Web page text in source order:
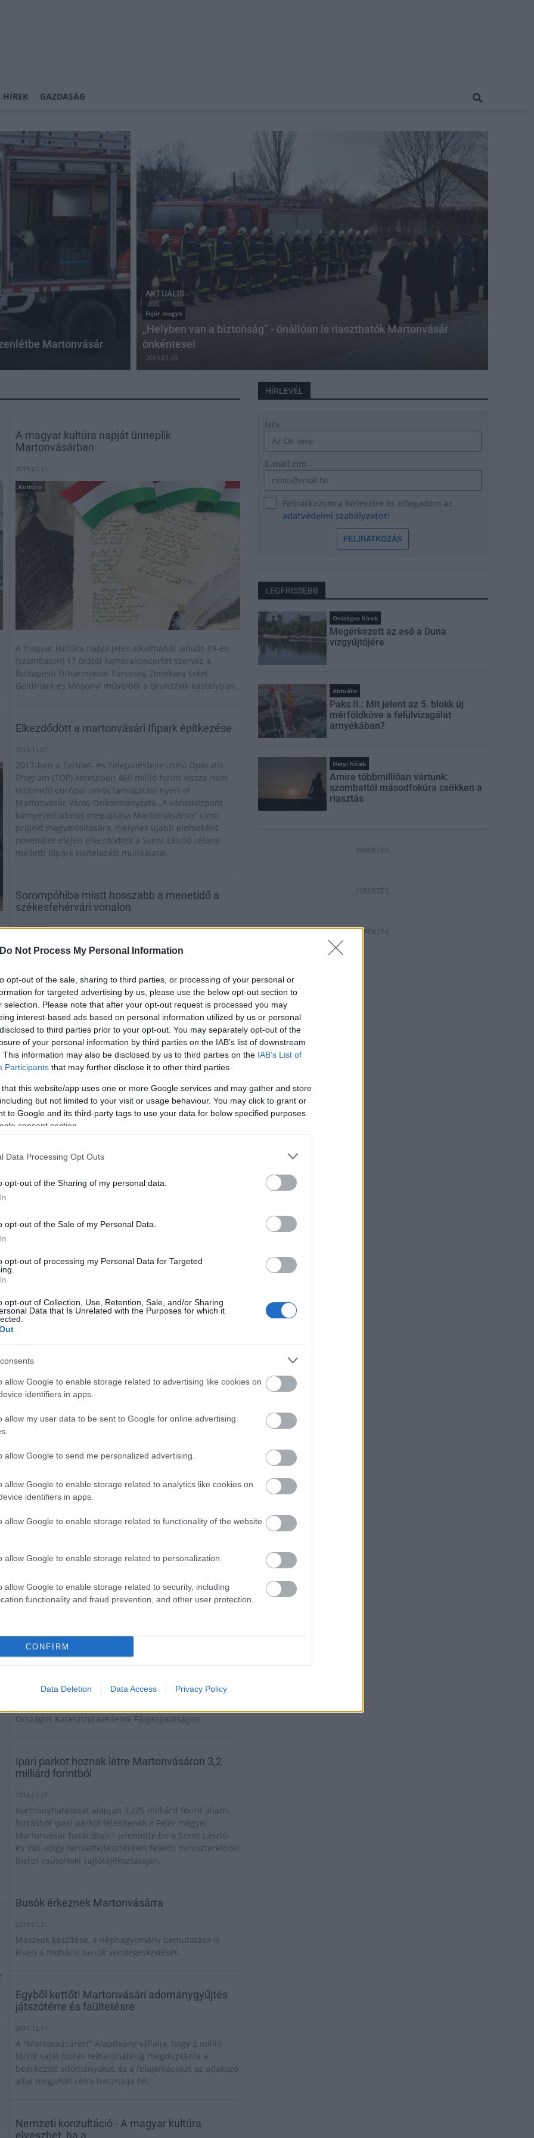
Do Not Process My Personal Information
opt-out of the sale, sharing to third parties, or processing of your personal or
for targeted advertising by us, please use the below opt-out section to
selection. Please note that after your opt-out request is processed you may
interest-based ads based on personal information utilized by us or personal
to third parties prior to your opt-out. You may separately opt-out of the
of your personal information by third parties on the IAB’s list of downstream
This information may also be disclosed by us to third parties on the IAB’s List of
Participants that may further disclose it to other third parties.
that this website/app uses one or more Google services and may gather and store
but not limited to your visit or usage behaviour. You may click to grant or
to Google and its third-party tags to use your data for below specified purposes
consent section.
Data Processing Opt Outs
opt-out of the Sharing of my personal data.
opt-out of the Sale of my Personal Data.
opt-out of processing my Personal Data for Targeted
opt-out of Collection, Use, Retention, Sale, and/or Sharing
Data that Is Unrelated with the Purposes for which it
allow Google to enable storage related to advertising like cookies on
identifiers in apps.
allow my user data to be sent to Google for online advertising
allow Google to send me personalized advertising.
allow Google to enable storage related to analytics like cookies on
identifiers in apps.
allow Google to enable storage related to functionality of the website
allow Google to enable storage related to personalization.
allow Google to enable storage related to security, including
functionality and fraud prevention, and other user protection.
CONFIRM
Data Deletion Data Access Privacy Policy
HÍREK GAZDASÁG
Martonvásár
AKTUÁLIS
Fejér megye
„Helyben van a biztonság” - önállóan is riaszthatók Martonvásár
önkéntesei
2019.01.20
A magyar kultúra napját ünneplik
Martonvásárban
2019.01.11
Kultúra
A magyar kultúra napja jeles alkalmából január 19-én
(szombaton) 17 órától kamarakoncertet szervez a
Budapesti Filharmóniai Társaság Zenekara Erkel,
Goldmark és Mosonyi műveiből a Brunszvik-kastélyban.
Elkezdődött a martonvásári Ifipark építkezése
2018.11.07
2017-ben a Terület- és Településfejlesztési Operatív
Program (TOP) keretében 460 millió forint vissza nem
térítendő európai uniós támogatást nyert el
Martonvásár Város Önkormányzata „A városközpont
környezettudatos megújítása Martonvásáron” című
projekt megvalósítására, melynek újabb elemeként
november elején elkezdődtek a Szent László sétány
melletti Ifipark kivitelezési munkálatai.
Sorompóhiba miatt hosszabb a menetidő a
székesfehérvári vonalon
2018.09.24
Aktuális
Hétfőn délután meghibásodott kettő sorompó
Martonvásár és Kápolnásnyék között, ezért az ilyenkor
érvényes biztonsági előírások miatt lassabban
A magyar népdal napja ötödször
2018.08.27
Immár ötödik alkalommal rendezik meg Martonvásáron
A magyar népdal napját. A kétnapos esemény
szeptember 15-16-án lesz, a második napon a visegrádi
Új tűzoltóautó érkezett Székesfehérvárra és
Martonvásárba
Újabb tíz, hazai gyártású Rába-Heros Aquadux X-4000
Országos Katasztrófavédelmi Főigazgatóságon.
Ipari parkot hoznak létre Martonvásáron 3,2
milliárd forintból
2018.03.25
Kormányhatározat alapján 3,226 milliárd forint állami
forrásból ipari parkot létesítenek a Fejér megyei
Martonvásár határában - jelentette be a Szent László-
és Váli-völgy területfejlesztéséért felelős miniszterelnöki
biztos csütörtöki sajtótájékoztatóján.
Busók érkeznek Martonvásárra
2018.01.31
Maszkok készítése, a néphagyomány bemutatása is
kíséri a mohácsi busók vendégeskedését.
Egyből kettőt! Martonvásári adománygyűjtés
játszótérre és faültetésre
2017.12.11
A "Martonvásárért" Alapítvány vállalja, hogy 2 millió
forint saját forrás felhasználásig megduplázza a
beérkezett adományokat, és a felajánlásokat az adakozó
által megjelölt célra használja fel.
Nemzeti konzultáció - A magyar kultúra
elveszhet, ha a
HÍRLEVÉL
Név
E-mail cím
Feliratkozom a hírlevélre és elfogadom az
adatvédelmi szabályzatot!
FELIRATKOZÁS
LEGFRISSEBB
Országos hírek
Megérkezett az eső a Duna
vízgyűjtőjére
Aktuális
Paks II.: Mit jelent az 5. blokk új
mérföldköve a felülvizsgálat
árnyékában?
Helyi hírek
Amire többmillióan vártunk:
szombattól másodfokúra csökken a
riasztás
HIRDETÉS
HIRDETÉS
HIRDETÉS